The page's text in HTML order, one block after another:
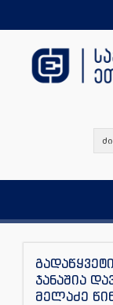
ჯანაშია
მელაძე